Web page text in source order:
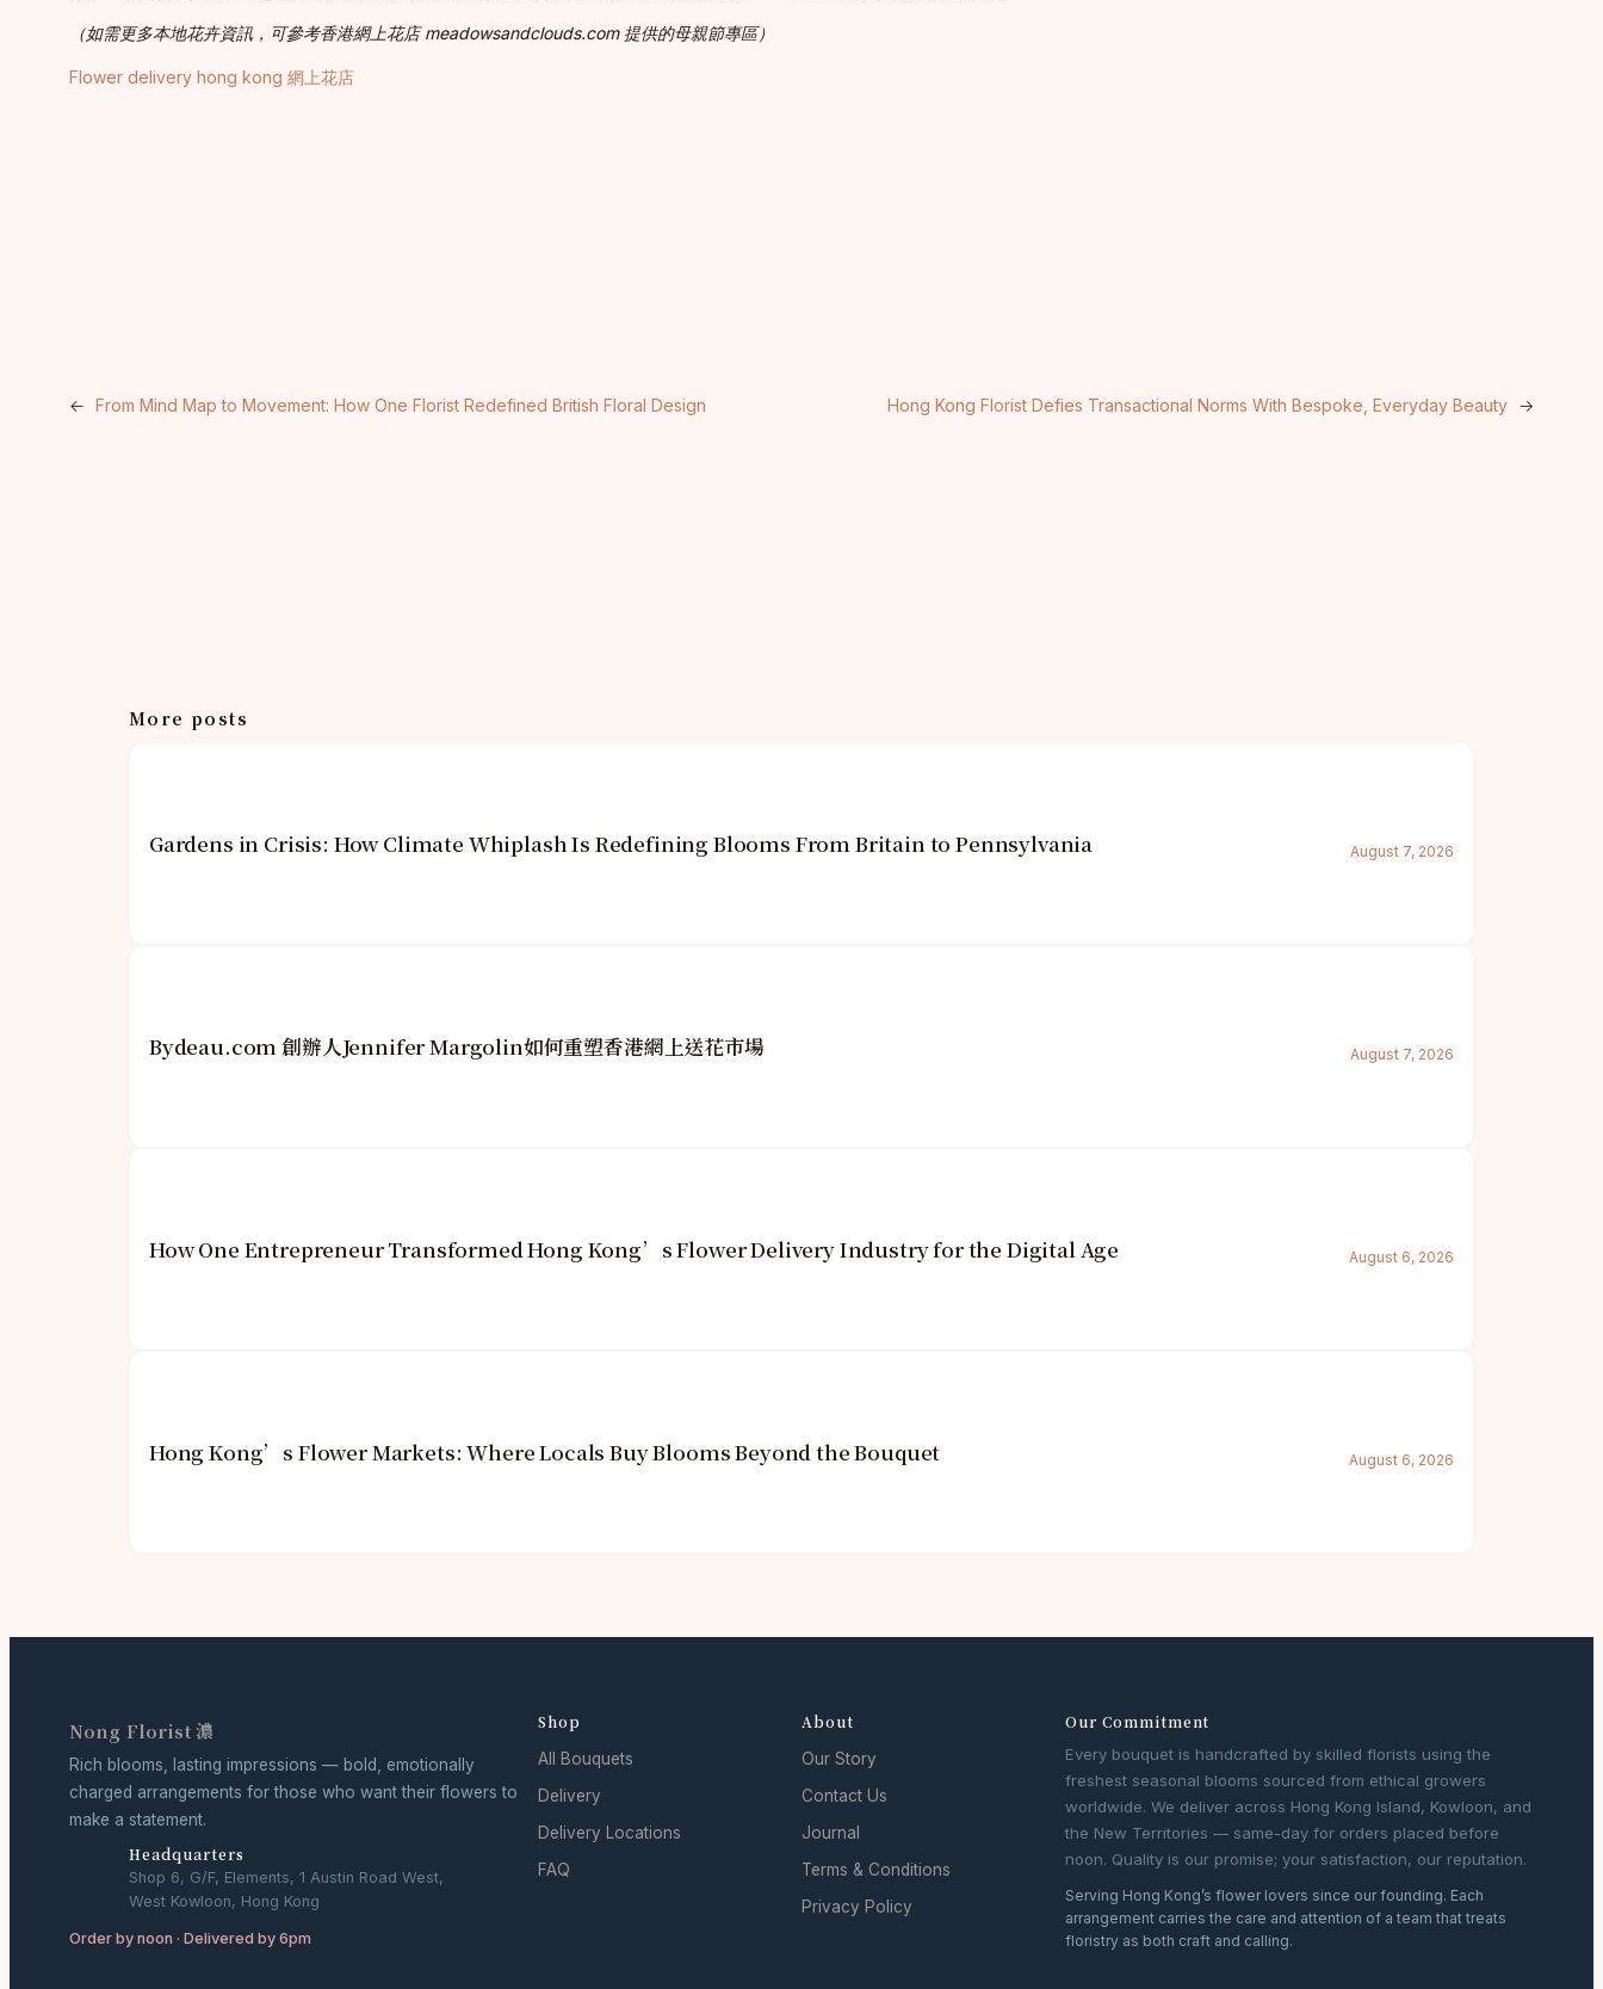
（如需更多本地花卉資訊，可參考香港網上花店 meadowsandclouds.com 提供的母親節專區）
Flower delivery hong kong 網上花店
← From Mind Map to Movement: How One Florist Redefined British Floral Design Hong Kong Florist Defies Transactional Norms With Bespoke, Everyday Beauty →
More posts
Gardens in Crisis: How Climate Whiplash Is Redefining Blooms From Britain to Pennsylvania August 7, 2026
Bydeau.com 創辦人Jennifer Margolin如何重塑香港網上送花市場 August 7, 2026
How One Entrepreneur Transformed Hong Kong’s Flower Delivery Industry for the Digital Age August 6, 2026
Hong Kong’s Flower Markets: Where Locals Buy Blooms Beyond the Bouquet August 6, 2026
Nong Florist 濃
Rich blooms, lasting impressions — bold, emotionally
charged arrangements for those who want their flowers to
make a statement.
Headquarters
Shop 6, G/F, Elements, 1 Austin Road West,
West Kowloon, Hong Kong
Order by noon · Delivered by 6pm
Shop
All Bouquets
Delivery
Delivery Locations
FAQ
About
Our Story
Contact Us
Journal
Terms & Conditions
Privacy Policy
Our Commitment
Every bouquet is handcrafted by skilled florists using the
freshest seasonal blooms sourced from ethical growers
worldwide. We deliver across Hong Kong Island, Kowloon, and
the New Territories — same-day for orders placed before
noon. Quality is our promise; your satisfaction, our reputation.
Serving Hong Kong’s flower lovers since our founding. Each
arrangement carries the care and attention of a team that treats
floristry as both craft and calling.